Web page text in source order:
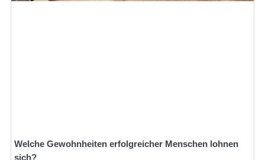
Welche Gewohnheiten erfolgreicher Menschen lohnen
sich?